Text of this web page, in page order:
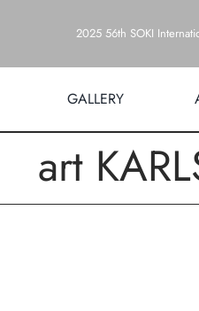
springen
2025 56th SOKI
GALLERY
art